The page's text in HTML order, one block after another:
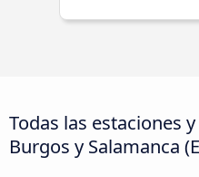
Todas las estaciones
Burgos y Salamanca